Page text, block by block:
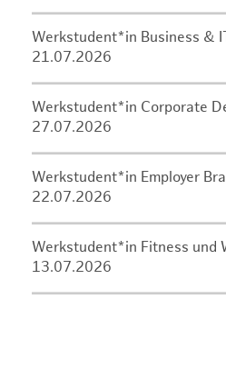
Werkstudent*in Business &
21.07.2026
Werkstudent*in Corporate
27.07.2026
Werkstudent*in Employer
22.07.2026
Werkstudent*in Fitness und
13.07.2026